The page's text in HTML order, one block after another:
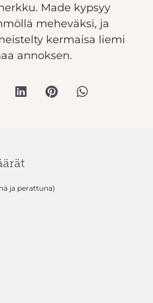
Made kypsyy
meheväksi, ja
kermaisa liemi
annoksen.
ja perattuna)